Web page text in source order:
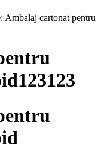
Ambalaj cartonat pentru